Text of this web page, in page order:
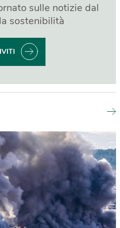
sulle notizie dal
sostenibilità